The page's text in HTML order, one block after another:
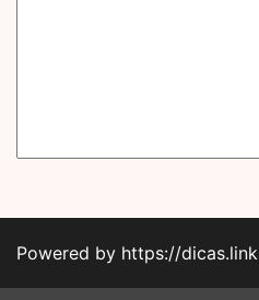
Powered by https://dicas.link